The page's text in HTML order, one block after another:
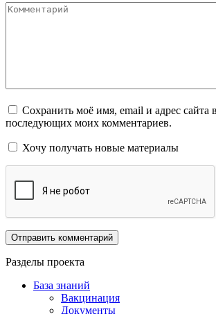
Комментарий
Сохранить моё имя, email и адрес сайта
последующих моих комментариев.
Хочу получать новые материалы
Разделы проекта
База знаний
Вакцинация
Документы